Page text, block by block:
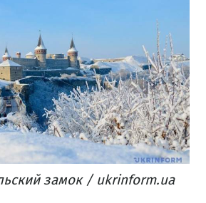
замок / ukrinform.ua